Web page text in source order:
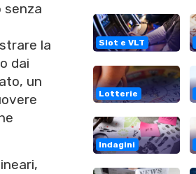
senza
la
dai
un
Slot e VLT
Lotterie
Indagini